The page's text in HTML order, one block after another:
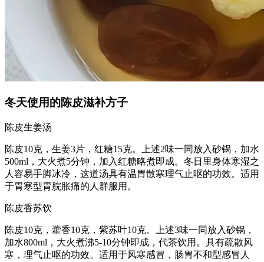
冬天使用的陈皮滋补方子
陈皮生姜汤
陈皮10克，生姜3片，红糖15克。上述2味一同放入砂锅，加水
500ml，大火煮5分钟，加入红糖略煮即成。冬日里身体寒湿之
人容易手脚冰冷，这道汤具有温胃散寒理气止呕的功效。适用
于胃寒型胃脘胀痛的人群服用。
陈皮香苏饮
陈皮10克，藿香10克，紫苏叶10克。上述3味一同放入砂锅，
加水800ml，大火煮沸5-10分钟即成，代茶饮用。具有疏散风
寒，理气止呕的功效。适用于风寒感冒，肠胃不和型感冒人